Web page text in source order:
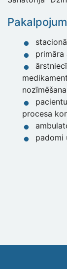
primāra
nozīmēšana
procesa
padomi